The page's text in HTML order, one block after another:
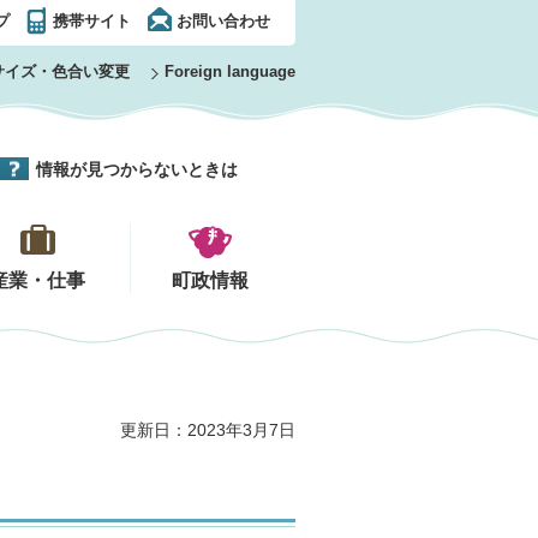
携帯サイト お問い合わせ
イズ・色合い変更 Foreign language
情報が見つからないときは
業・仕事 町政情報
更新日：2023年3月7日